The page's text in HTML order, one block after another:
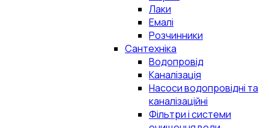
Лаки
Емалі
Розчинники
Сантехніка
Водопровід
Каналізація
Насоси водопровідні та
каналізаційні
Фільтри і системи